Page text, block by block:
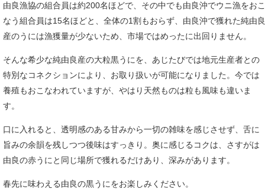
由良漁協の組合員は約200名ほどで、その中でも由良沖でウニ漁をおこ
なう組合員は15名ほどと、全体の1割もおらず、由良沖で獲れた純由良
産のうには漁獲量が少ないため、市場ではめったに出回りません。
そんな希少な純由良産の大粒黒うにを、あじたびでは地元生産者との
特別なコネクションにより、お取り扱いが可能になりました。今では
養殖もおこなわれていますが、やはり天然ものは粒も風味も違いま
す。
口に入れると、透明感のある甘みから一切の雑味を感じさせず、舌に
旨みの余韻を残しつつ後味はすっきり。奥に感じるコクは、さすがは
由良の赤うにと同じ場所で獲れるだけあり、深みがあります。
春先に味わえる由良の黒うにをお楽しみください。